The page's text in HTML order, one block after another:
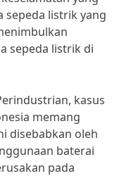
sepeda listrik yang
sepeda listrik di
kasus
memang
disebabkan oleh
baterai
pada